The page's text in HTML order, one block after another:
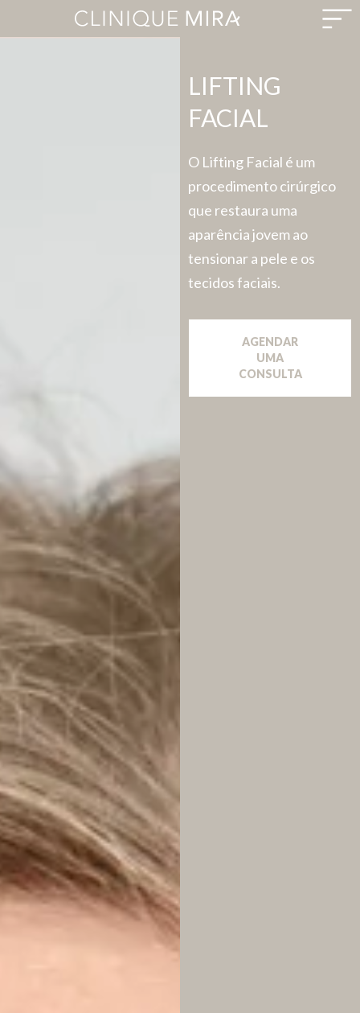
LIFTING
FACIAL
O Lifting Facial é um
procedimento cirúrgico
que restaura uma
aparência jovem ao
tensionar a pele e os
tecidos faciais.
AGENDAR
UMA
CONSULTA